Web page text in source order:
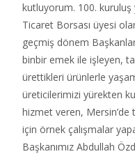
kutluyorum. 100. kuruluş
Ticaret Borsası üyesi
geçmiş dönem
binbir emek ile işleyen,
ürettikleri ürünlerle
üreticilerimizi yürekten
hizmet veren, Mersin’de
için örnek çalışmalar
Başkanımız Abdullah